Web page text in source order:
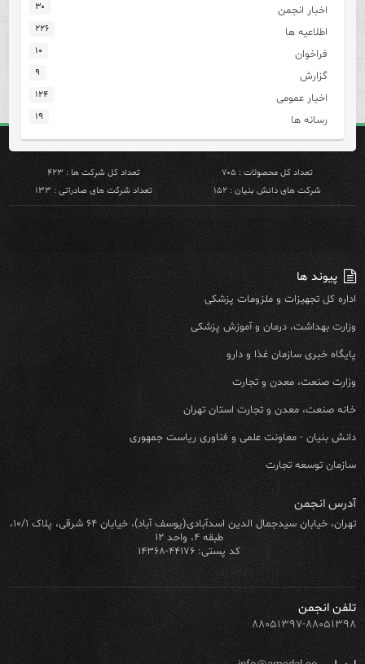
اخبار انجمن ۳۰
اطلاعیه ها ۲۲۶
فراخوان ۱۰
گزارش ۹
اخبار عمومی ۱۲۴
رسانه ها ۱۹
تعداد کل محصولات : ۷۰۵
تعداد کل شرکت ها : ۴۲۳
شرکت های دانش بنیان : ۱۵۲
تعداد شرکت های صادراتی : ۱۳۳
پیوند ها
اداره کل تجهیزات و ملزومات پزشکی
وزارت بهداشت، درمان و آموزش پزشکی
پایگاه خبری سازمان غذا و دارو
وزارت صنعت، معدن و تجارت
خانه صنعت، معدن و تجارت استان تهران
دانش بنیان - معاونت علمی و فناوری ریاست جمهوری
سازمان توسعه تجارت
آدرس انجمن
تهران، خیابان سیدجمال الدین اسدآبادی(یوسف آباد)، خیابان ۶۴ شرقی، پلاک ۱۰/۱،
طبقه ۴، واحد ۱۲
کد پستی: ۴۴۱۷۶-۱۴۳۶۸
تلفن انجمن
۸۸۰۵۱۳۹۷-۸۸۰۵۱۳۹۸